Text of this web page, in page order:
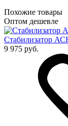
Похожие товары
Оптом дешевле
Стабилизатор
9 975 руб.